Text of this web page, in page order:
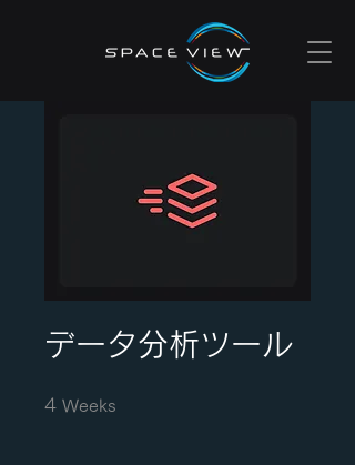
データ分析ツール
4 Weeks